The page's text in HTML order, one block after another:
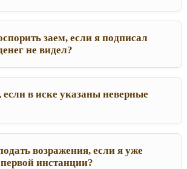
заем, если я подписал
не видел?
если в иске указаны неверные
возражения, если я уже
инстанции?